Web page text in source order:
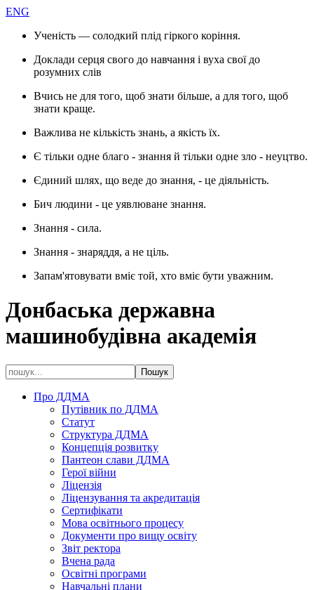
ENG
Ученість — солодкий плід гіркого коріння.
Доклади серця свого до навчання і вуха свої до
розумних слів
Вчись не для того, щоб знати більше, а для того, щоб
знати краще.
Важлива не кількість знань, а якість їх.
Є тільки одне благо - знання й тільки одне зло - неуцтво.
Єдиний шлях, що веде до знання, - це діяльність.
Бич людини - це уявлюване знання.
Знання - сила.
Знання - знаряддя, а не ціль.
Запам'ятовувати вміє той, хто вміє бути уважним.
Донбаська державна
машинобудівна академія
Про ДДМА
Путівник по ДДМА
Статут
Структура ДДМА
Концепція розвитку
Пантеон слави ДДМА
Герої війни
Ліцензія
Ліцензування та акредитація
Сертифікати
Мова освітнього процесу
Документи про вищу освіту
Звіт ректора
Вчена рада
Освітні програми
Навчальні плани